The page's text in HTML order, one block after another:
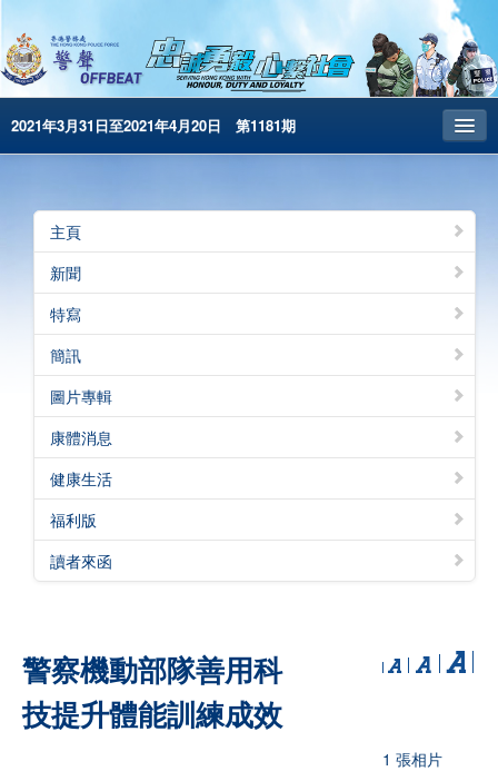
2021年3月31日至2021年4月20日 第1181期
昔日警聲
警務處主頁
简体版
English
電子書版
警聲特刊
主頁
新聞
特寫
簡訊
圖片專輯
康體消息
健康生活
福利版
讀者來函
警察機動部隊善用科
技提升體能訓練成效
1 張相片